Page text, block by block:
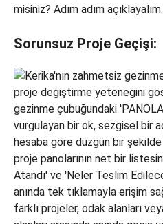
misiniz? Adım adım açıklayalım.
Sorunsuz Proje Geçişi: